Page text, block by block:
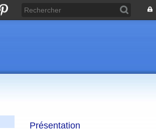
Présentation